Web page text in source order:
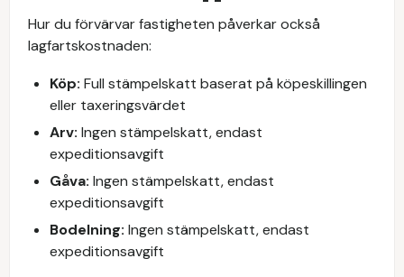
Hur du förvärvar fastigheten påverkar också
lagfartskostnaden:
Köp: Full stämpelskatt baserat på köpeskillingen
eller taxeringsvärdet
Arv: Ingen stämpelskatt, endast
expeditionsavgift
Gåva: Ingen stämpelskatt, endast
expeditionsavgift
Bodelning: Ingen stämpelskatt, endast
expeditionsavgift